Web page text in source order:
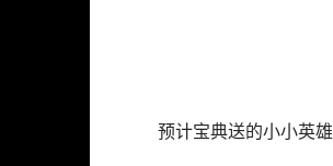
预计宝典送的小小英雄